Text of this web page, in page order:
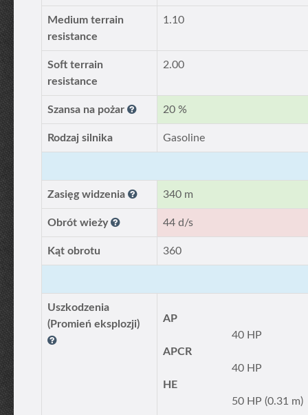
Medium terrain
resistance
1.10
Soft terrain
resistance
2.00
Szansa na pożar 20 %
Rodzaj silnika Gasoline
Zasięg widzenia 340 m
Obrót wieży 44 d/s
Kąt obrotu 360
Uszkodzenia
(Promień eksplozji)
AP
40 HP
APCR
40 HP
HE
50 HP (0.31 m)